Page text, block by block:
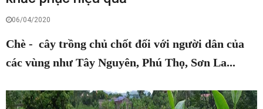
06/04/2020
Chè - cây trồng chủ chốt đối với người dân của
các vùng như Tây Nguyên, Phú Thọ, Sơn La...